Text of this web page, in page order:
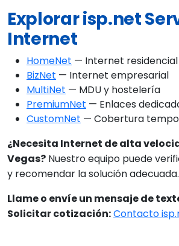
Explorar isp.net
Internet
HomeNet — Internet residencial
BizNet — Internet empresarial
MultiNet — MDU y hostelería
PremiumNet — Enlaces
CustomNet — Cobertura
¿Necesita Internet de alta
Vegas? Nuestro equipo puede
y recomendar la solución adecuada.
Llame o envíe un mensaje de
Solicitar cotización:Contacto